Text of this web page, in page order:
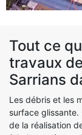
Tout ce
travaux
Sarrians
Les débris et les
surface
de la réalisation